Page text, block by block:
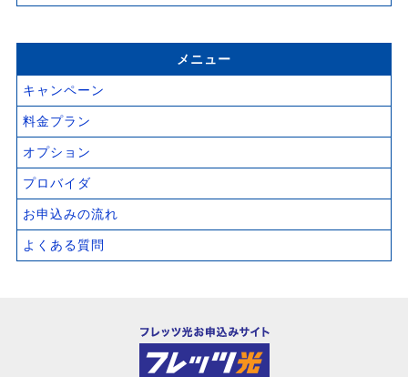
メニュー
キャンペーン
料金プラン
オプション
プロバイダ
お申込みの流れ
よくある質問